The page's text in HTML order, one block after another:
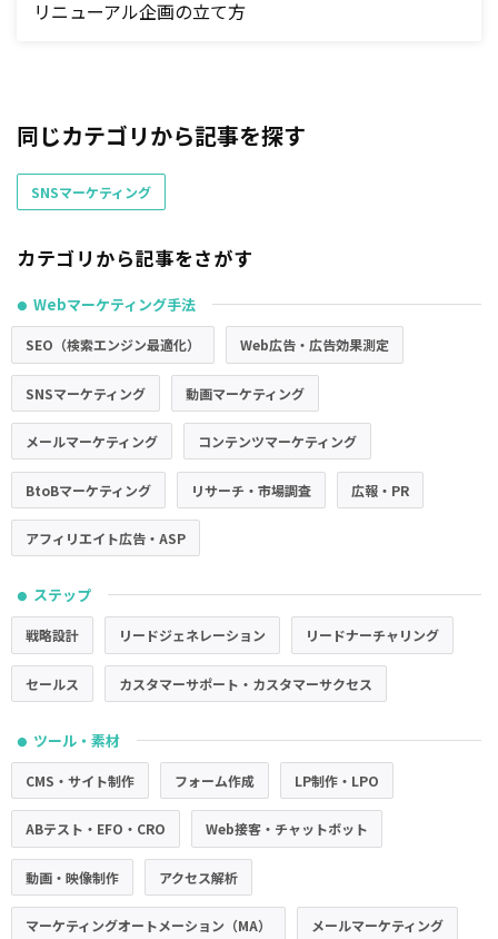
リニューアル企画の立て方
同じカテゴリから記事を探す
SNSマーケティング
カテゴリから記事をさがす
● Webマーケティング手法
SEO（検索エンジン最適化） Web広告・広告効果測定
SNSマーケティング 動画マーケティング
メールマーケティング コンテンツマーケティング
BtoBマーケティング リサーチ・市場調査 広報・PR
アフィリエイト広告・ASP
● ステップ
戦略設計 リードジェネレーション リードナーチャリング
セールス カスタマーサポート・カスタマーサクセス
● ツール・素材
CMS・サイト制作 フォーム作成 LP制作・LPO
ABテスト・EFO・CRO Web接客・チャットボット
動画・映像制作 アクセス解析
マーケティングオートメーション（MA） メールマーケティング